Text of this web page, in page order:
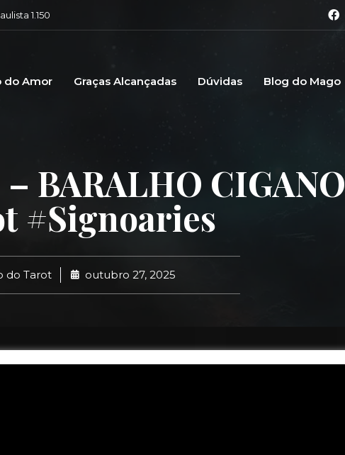
1.150
do Amor Graças Alcançadas Dúvidas Blog do Mago
– BARALHO CIGANO
#signoaries
do Tarot outubro 27, 2025